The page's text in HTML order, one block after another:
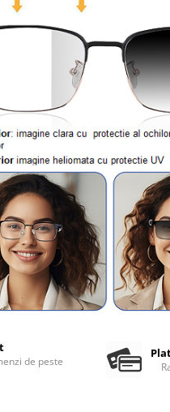
de peste